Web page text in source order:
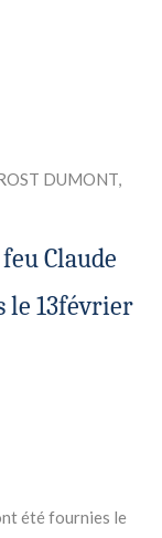
DUMONT,
feuClaude
le 13février
été fournies le